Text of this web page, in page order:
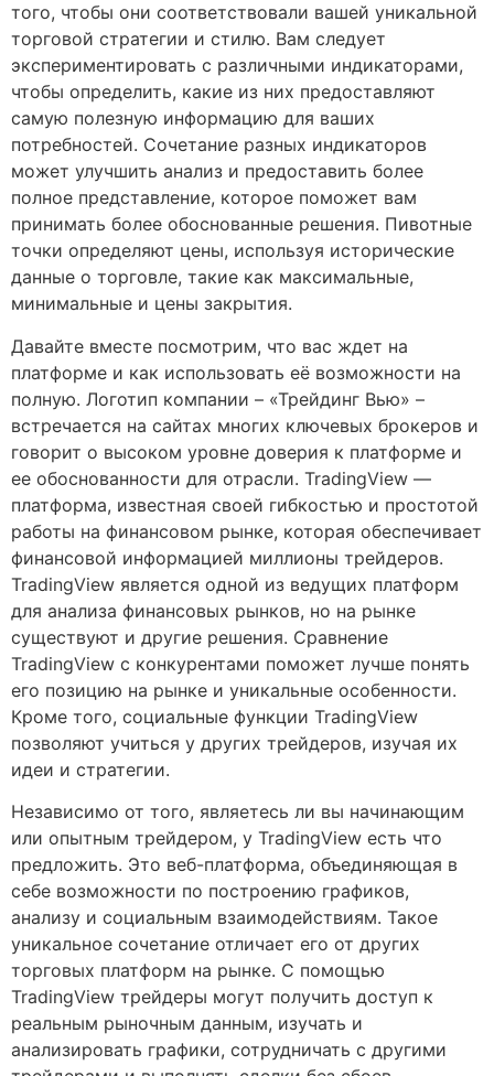
того, чтобы они соответствовали вашей уникальной
торговой стратегии и стилю. Вам следует
экспериментировать с различными индикаторами,
чтобы определить, какие из них предоставляют
самую полезную информацию для ваших
потребностей. Сочетание разных индикаторов
может улучшить анализ и предоставить более
полное представление, которое поможет вам
принимать более обоснованные решения. Пивотные
точки определяют цены, используя исторические
данные о торговле, такие как максимальные,
минимальные и цены закрытия.
Давайте вместе посмотрим, что вас ждет на
платформе и как использовать её возможности на
полную. Логотип компании – «Трейдинг Вью» –
встречается на сайтах многих ключевых брокеров и
говорит о высоком уровне доверия к платформе и
ее обоснованности для отрасли. TradingView —
платформа, известная своей гибкостью и простотой
работы на финансовом рынке, которая обеспечивает
финансовой информацией миллионы трейдеров.
TradingView является одной из ведущих платформ
для анализа финансовых рынков, но на рынке
существуют и другие решения. Сравнение
TradingView с конкурентами поможет лучше понять
его позицию на рынке и уникальные особенности.
Кроме того, социальные функции TradingView
позволяют учиться у других трейдеров, изучая их
идеи и стратегии.
Независимо от того, являетесь ли вы начинающим
или опытным трейдером, у TradingView есть что
предложить. Это веб-платформа, объединяющая в
себе возможности по построению графиков,
анализу и социальным взаимодействиям. Такое
уникальное сочетание отличает его от других
торговых платформ на рынке. С помощью
TradingView трейдеры могут получить доступ к
реальным рыночным данным, изучать и
анализировать графики, сотрудничать с другими